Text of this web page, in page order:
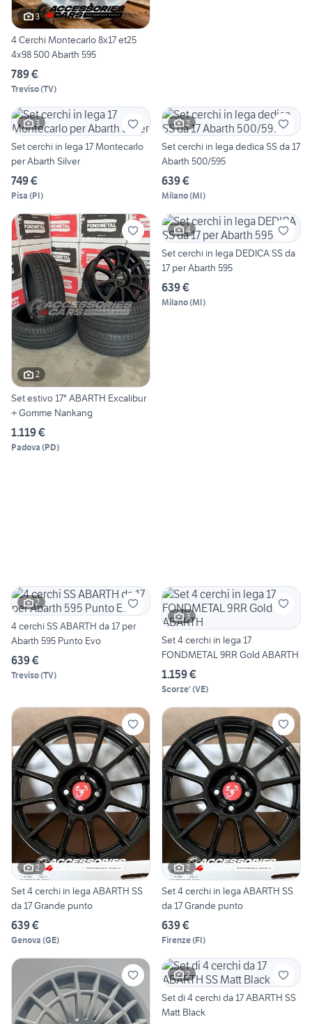
3
4 Cerchi Montecarlo 8x17 et25
4x98 500 Abarth 595
789 €
Treviso(TV)
3
Set cerchi in lega 17 Montecarlo
per Abarth Silver
749 €
Pisa (PI)
2
Set cerchi in lega dedica SS da 17
Abarth 500/595
639 €
Milano(MI)
2
Set estivo 17" ABARTH Excalibur
+ Gomme Nankang
1.119 €
Padova (PD)
4
Set cerchi in lega DEDICA SS da
17 per Abarth 595
639 €
Milano(MI)
2
4 cerchi SS ABARTH da 17 per
Abarth 595 Punto Evo
639 €
Treviso(TV)
3
Set 4 cerchi in lega 17
FONDMETAL 9RR Gold ABARTH
1.159 €
Scorze' (VE)
2
Set 4 cerchi in lega ABARTH SS
da 17 Grande punto
639 €
Genova (GE)
2
Set 4 cerchi in lega ABARTH SS
da 17 Grande punto
639 €
Firenze(FI)
2
Set di 4 cerchi da 17 ABARTH SS
Matt Black